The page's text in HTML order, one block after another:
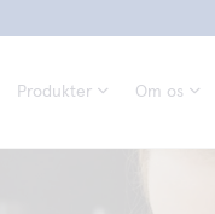
Produkter Om os